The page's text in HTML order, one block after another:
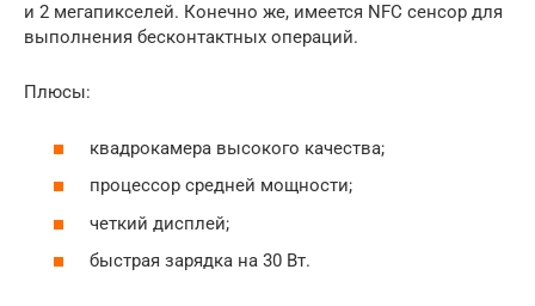
и 2 мегапикселей. Конечно же, имеется NFC сенсор для
выполнения бесконтактных операций.
Плюсы:
квадрокамера высокого качества;
процессор средней мощности;
четкий дисплей;
быстрая зарядка на 30 Вт.